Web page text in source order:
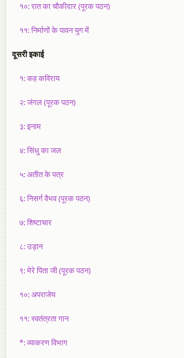
१०: रात का चौकीदार (पूरक पठन)
११: निर्माणों के पावन युग में
दूसरी इकाई
१: कह कविराय
२: जंगल (पूरक पठन)
३: इनाम
४: सिंधु का जल
५: अतीत के पत्र
६: निसर्ग वैभव (पूरक पठन)
७: शिष्‍टाचार
८: उड़ान
९: मेरे पिता जी (पूरक पठन)
१०: अपराजेय
११: स्‍वतंत्रता गान
*: व्याकरण विभाग